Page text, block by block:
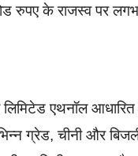
रुपए के राजस्व पर
लिमिटेड एथनॉल
ग्रेड, चीनी और